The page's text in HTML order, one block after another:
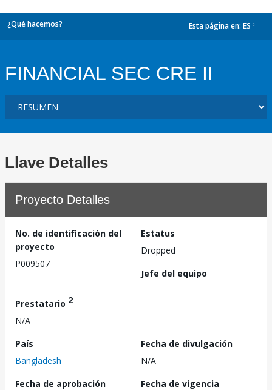
¿Qué hacemos? Esta página en: ES
FINANCIAL SEC CRE II
Llave Detalles
Proyecto Detalles
No. de identificación del
proyecto
P009507
Estatus
Dropped
Jefe del equipo
Prestatario 2
N/A
País
Bangladesh
Fecha de divulgación
N/A
Fecha de aprobación
Fecha de vigencia